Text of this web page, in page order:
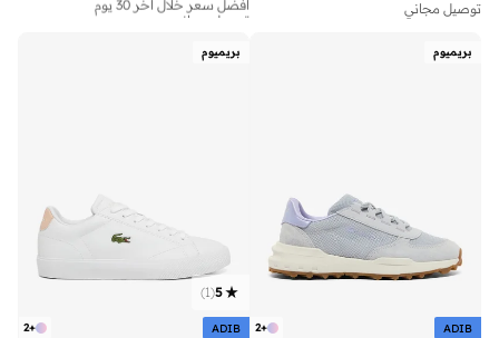
توصيل مجاني
توصيل مجاني
بريميوم
+
2 ADIB
بريميوم
+
2
5
(
1
)
ADIB